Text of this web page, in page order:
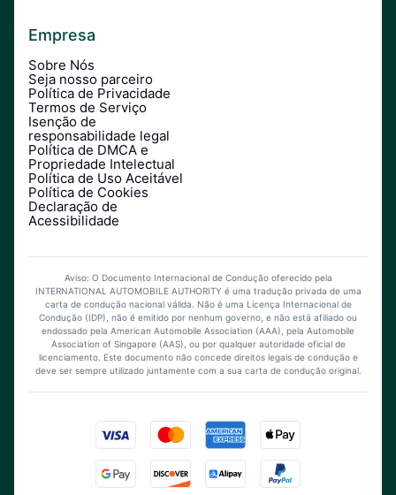
Empresa
Sobre Nós
Seja nosso parceiro
Política de Privacidade
Termos de Serviço
Isenção de
responsabilidade legal
Política de DMCA e
Propriedade Intelectual
Política de Uso Aceitável
Política de Cookies
Declaração de
Acessibilidade
Aviso: O Documento Internacional de Condução oferecido pela
INTERNATIONAL AUTOMOBILE AUTHORITY é uma tradução privada de uma
carta de condução nacional válida. Não é uma Licença Internacional de
Condução (IDP), não é emitido por nenhum governo, e não está afiliado ou
endossado pela American Automobile Association (AAA), pela Automobile
Association of Singapore (AAS), ou por qualquer autoridade oficial de
licenciamento. Este documento não concede direitos legais de condução e
deve ser sempre utilizado juntamente com a sua carta de condução original.